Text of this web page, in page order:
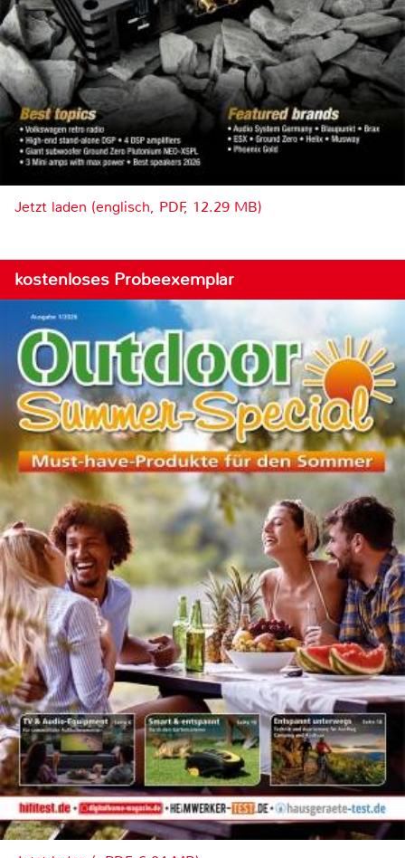
Jetzt laden (englisch, PDF, 12.29 MB)
kostenloses Probeexemplar